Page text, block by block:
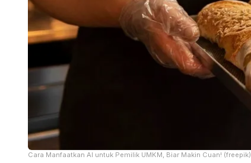
Cara Manfaatkan AI untuk Pemilik UMKM, Biar Makin Cuan! (freepik)